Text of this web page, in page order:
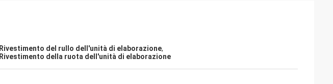
Rivestimento del rullo dell'unità di elaborazione,
Rivestimento della ruota dell'unità di elaborazione